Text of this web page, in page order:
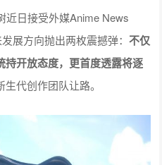
近日接受外媒Anime News
展方向抛出两枚震撼弹：不仅
开放态度，更首度透露将逐
生代创作团队让路。